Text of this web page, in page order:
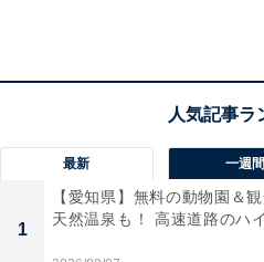
海洋成分と豊富なボタニカル
脂成分＊も配合。乾燥を防い
しっとりなめらかな質感を与
＊シア脂、カカオ脂
最新 一週間
1
【愛知県】無料の動物園＆
天然温泉も！ 高速道路のハ